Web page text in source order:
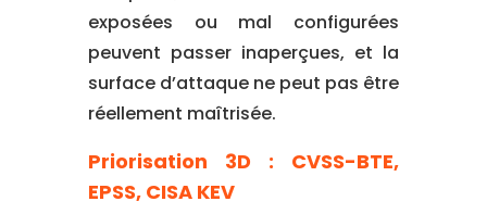
exposées ou mal configurées
peuvent passer inaperçues, et la
surface d’attaque ne peut pas être
réellement maîtrisée.
Priorisation 3D : CVSS-BTE,
EPSS, CISA KEV